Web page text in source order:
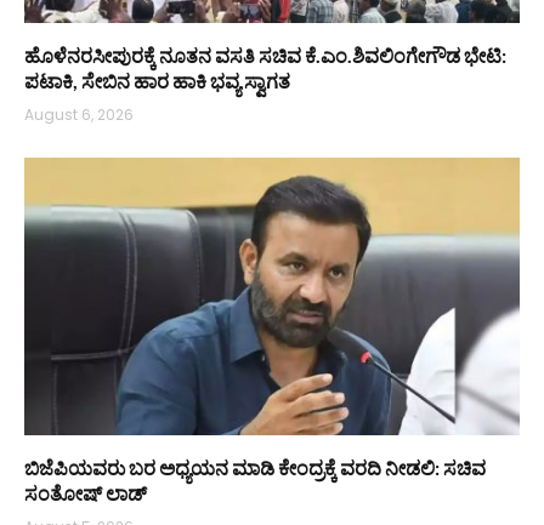
ಹೊಳೆನರಸೀಪುರಕ್ಕೆ ನೂತನ ವಸತಿ ಸಚಿವ ಕೆ.ಎಂ.ಶಿವಲಿಂಗೇಗೌಡ ಭೇಟಿ:
ಪಟಾಕಿ, ಸೇಬಿನ ಹಾರ ಹಾಕಿ ಭವ್ಯ ಸ್ವಾಗತ
August 6, 2026
ಬಿಜೆಪಿಯವರು ಬರ ಅಧ್ಯಯನ ಮಾಡಿ ಕೇಂದ್ರಕ್ಕೆ ವರದಿ ನೀಡಲಿ: ಸಚಿವ
ಸಂತೋಷ್ ಲಾಡ್